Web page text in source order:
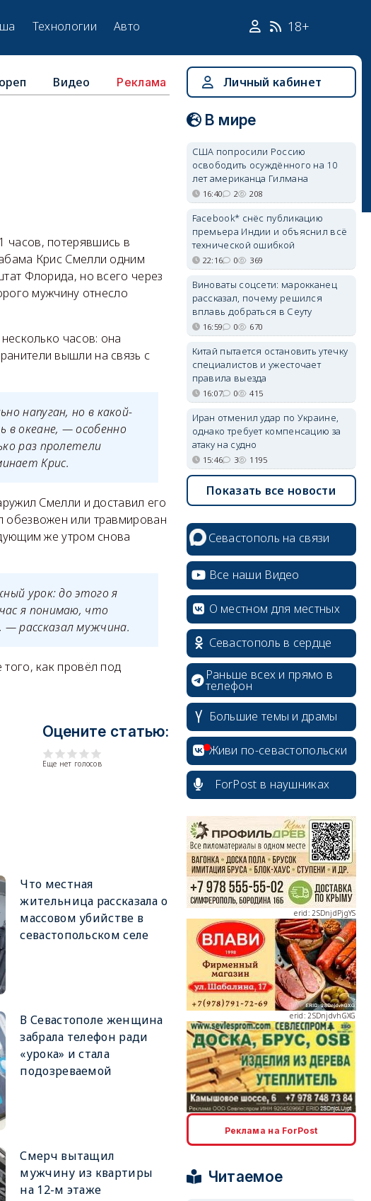
Технологии Авто 18+
Видео Реклама
часов, потерявшись в
Крис Смелли одним
Флорида, но всего через
мужчину отнесло
часов: она
вышли на связь с
напуган, но в какой-
в океане, — особенно
раз пролетели
Крис.
Смелли и доставил его
или травмирован
же утром снова
урок: до этого я
я понимаю, что
— рассказал мужчина.
как провёл под
Оцените статью:
Еще нет голосов
Что местная
жительница рассказала о
массовом убийстве в
севастопольском селе
В Севастополе женщина
забрала телефон ради
«урока» и стала
подозреваемой
Смерч вытащил
мужчину из квартиры
на 12-м этаже
Личный кабинет
В мире
США попросили Россию
освободить осуждённого на 10
лет американца Гилмана
16:40 2 208
Facebook* снёс публикацию
премьера Индии и объяснил всё
технической ошибкой
22:16 0 369
Виноваты соцсети: марокканец
рассказал, почему решился
вплавь добраться в Сеуту
16:59 0 670
Китай пытается остановить утечку
специалистов и ужесточает
правила выезда
16:07 0 415
Иран отменил удар по Украине,
однако требует компенсацию за
атаку на судно
15:46 3 1195
Показать все новости
Севастополь на связи
Все наши Видео
О местном для местных
Севастополь в сердце
Раньше всех и прямо в
телефон
Большие темы и драмы
Живи по-севастопольски
ForPost в наушниках
erid: 2SDnjcrDNw6
erid: 2SDnjdPjgYS
erid: 2SDnjdvhGXG
erid: 2SDnjcLUypt
Реклама на ForPost
Читаемое